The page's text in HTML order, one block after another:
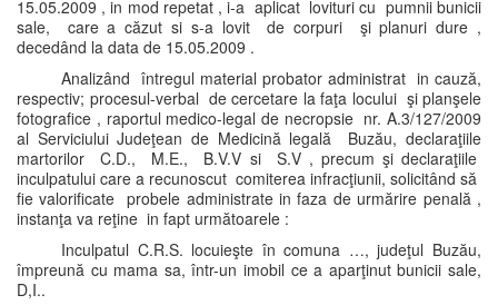
15.05.2009 , in mod repetat , i-a aplicat lovituri cu pumnii bunicii
sale, care a căzut si s-a lovit de corpuri şi planuri dure ,
decedând la data de 15.05.2009 .
Analizând întregul material probator administrat in cauză,
respectiv; procesul-verbal de cercetare la faţa locului şi planşele
fotografice , raportul medico-legal de necropsie nr. A.3/127/2009
al Serviciului Judeţean de Medicină legală Buzău, declaraţiile
martorilor C.D., M.E., B.V.V si S.V , precum şi declaraţiile
inculpatului care a recunoscut comiterea infracţiunii, solicitând să
fie valorificate probele administrate in faza de urmărire penală ,
instanţa va reţine in fapt următoarele :
Inculpatul C.R.S. locuieşte în comuna …, judeţul Buzău,
împreună cu mama sa, într-un imobil ce a aparţinut bunicii sale,
D,I..